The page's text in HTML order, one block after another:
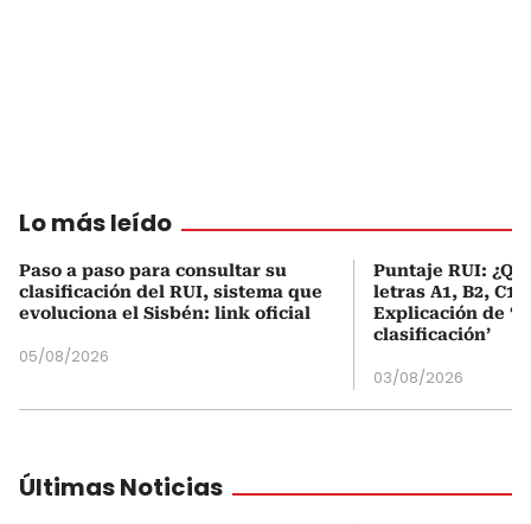
Lo más leído
Paso a paso para consultar su
clasificación del RUI, sistema que
evoluciona el Sisbén: link oficial
05/08/2026
Puntaje RUI:
letras A1, B2, C1
Explicación de
clasificación’
03/08/2026
Últimas Noticias